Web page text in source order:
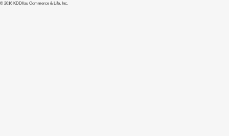
© 2016 KDDI/au Commerce & Life, Inc.